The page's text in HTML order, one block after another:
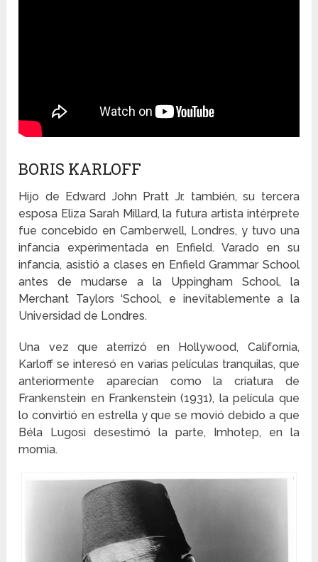
BORIS KARLOFF
Hijo de Edward John Pratt Jr. también, su tercera
esposa Eliza Sarah Millard, la futura artista intérprete
fue concebido en Camberwell, Londres, y tuvo una
infancia experimentada en Enfield. Varado en su
infancia, asistió a clases en Enfield Grammar School
antes de mudarse a la Uppingham School, la
Merchant Taylors ‘School, e inevitablemente a la
Universidad de Londres.
Una vez que aterrizó en Hollywood, California,
Karloff se interesó en varias películas tranquilas, que
anteriormente aparecían como la criatura de
Frankenstein en Frankenstein (1931), la película que
lo convirtió en estrella y que se movió debido a que
Béla Lugosi desestimó la parte, Imhotep, en la
momia.